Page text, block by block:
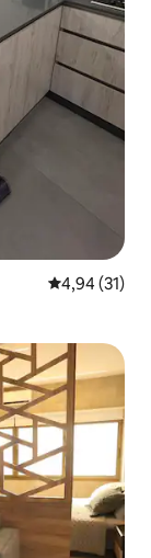
4,94 af 5 í
4,94 (31)